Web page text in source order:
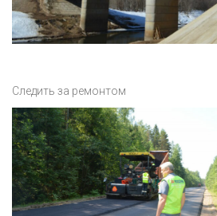
Следить за ремонтом